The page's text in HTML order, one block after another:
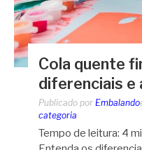
Cola quente
diferenciais e
Publicado por Embalando
categoria
Tempo de leitura: 4